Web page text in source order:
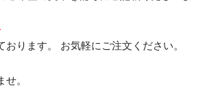
おります。 お気軽にご注文ください。
。